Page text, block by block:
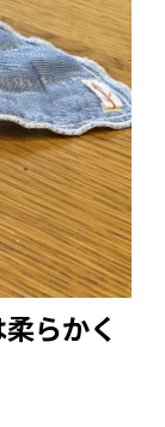
かけになっ
等のギフト
。
）30％＋オ
。
で糊を使用
水やお湯に
。
らかく